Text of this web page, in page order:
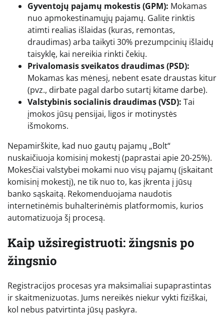
Gyventojų pajamų mokestis (GPM): Mokamas
nuo apmokestinamųjų pajamų. Galite rinktis
atimti realias išlaidas (kuras, remontas,
draudimas) arba taikyti 30% prezumpcinių išlaidų
taisyklę, kai nereikia rinkti čekių.
Privalomasis sveikatos draudimas (PSD):
Mokamas kas mėnesį, nebent esate draustas kitur
(pvz., dirbate pagal darbo sutartį kitame darbe).
Valstybinis socialinis draudimas (VSD): Tai
įmokos jūsų pensijai, ligos ir motinystės
išmokoms.
Nepamirškite, kad nuo gautų pajamų „Bolt“
nuskaičiuoja komisinį mokestį (paprastai apie 20-25%).
Mokesčiai valstybei mokami nuo visų pajamų (įskaitant
komisinį mokestį), ne tik nuo to, kas įkrenta į jūsų
banko sąskaitą. Rekomenduojama naudotis
internetinėmis buhalterinėmis platformomis, kurios
automatizuoja šį procesą.
Kaip užsiregistruoti: žingsnis po
žingsnio
Registracijos procesas yra maksimaliai supaprastintas
ir skaitmenizuotas. Jums nereikės niekur vykti fiziškai,
kol nebus patvirtinta jūsų paskyra.